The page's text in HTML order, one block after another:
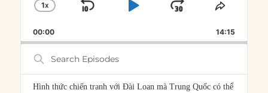
CHANGE
RATE
1X
SKIP
PLAYJUMP
FORWARD
SHARE
00:00 14:15
Search
Episodes
Hình thức chiến tranh với Đài Loan mà Trung Quốc có thể